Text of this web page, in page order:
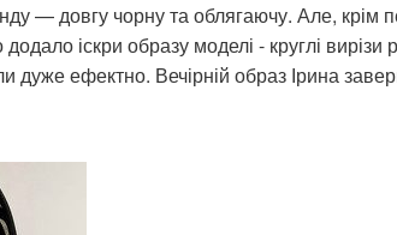
— довгу чорну та облягаючу. Але, крім
іскри образу моделі - круглі вирізи
дуже ефектно. Вечірній образ Ірина